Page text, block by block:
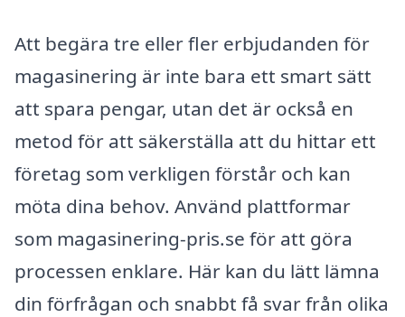
Att begära tre eller fler erbjudanden för
magasinering är inte bara ett smart sätt
att spara pengar, utan det är också en
metod för att säkerställa att du hittar ett
företag som verkligen förstår och kan
möta dina behov. Använd plattformar
som magasinering-pris.se för att göra
processen enklare. Här kan du lätt lämna
din förfrågan och snabbt få svar från olika